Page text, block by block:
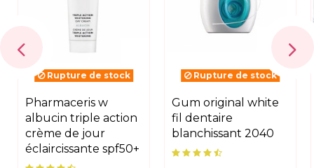
Rupture de stock
pharmaceris w
albucin triple action
crème de jour
éclaircissante spf50+
Rupture de stock
gum original white
fil dentaire
blanchissant 2040